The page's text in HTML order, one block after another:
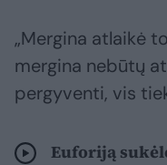
„Mergina atlaikė
mergina nebūtų
pergyventi, vis
Euforiją